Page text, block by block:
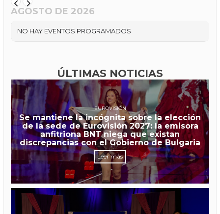
AGOSTO DE 2026
NO HAY EVENTOS PROGRAMADOS
ÚLTIMAS NOTICIAS
EUROVISIÓN
Se mantiene la incógnita sobre la elección
de la sede de Eurovisión 2027: la emisora
anfitriona BNT niega que existan
discrepancias con el Gobierno de Bulgaria
Leer más